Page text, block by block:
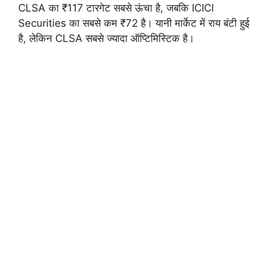
CLSA का ₹117 टारगेट सबसे ऊंचा है, जबकि ICICI
Securities का सबसे कम ₹72 है। यानी मार्केट में राय बंटी हुई
है, लेकिन CLSA सबसे ज्यादा ऑप्टिमिस्टिक है।